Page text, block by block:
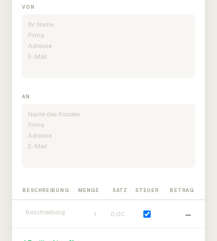
VON
AN
BESCHREIBUNG MENGE SATZ STEUER BETRAG
—